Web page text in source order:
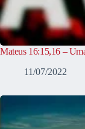
Mateus 16:15,16 –
11/07/2022